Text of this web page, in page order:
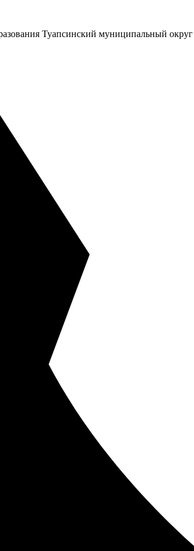
Туапсинский муниципальный округ